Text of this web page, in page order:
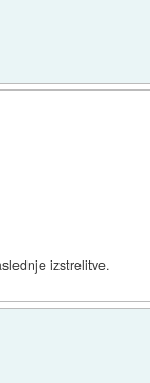
izstrelitve.